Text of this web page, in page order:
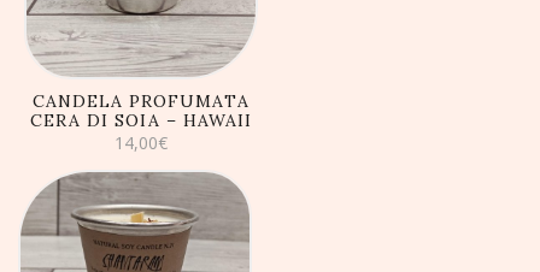
CANDELA PROFUMATA
CERA DI SOIA – HAWAII
14,00€